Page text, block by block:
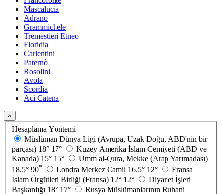
Mascalucia
Adrano
Grammichele
Tremestieri Etneo
Floridia
Carlentini
Paternò
Rosolini
Avola
Scordia
Aci Catena
×
Hesaplama Yöntemi
Müslüman Dünya Ligi (Avrupa, Uzak Doğu, ABD'nin bir
parçası) 18° 17°
Kuzey Amerika İslam Cemiyeti (ABD ve
Kanada) 15° 15°
Umm al-Qura, Mekke (Arap Yarımadası)
18.5° 90* Londra Merkez Camii 16.5° 12°
Fransa
İslam Örgütleri Birliği (Fransa) 12° 12°
Diyanet İşleri
Başkanlığı 18° 17° Rusya Müslümanlarının Ruhani